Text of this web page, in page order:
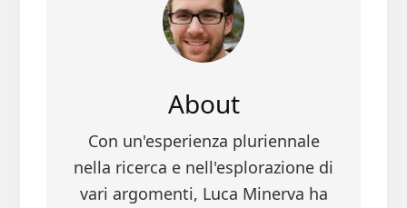
About
Con un'esperienza pluriennale
nella ricerca e nell'esplorazione di
vari argomenti, Luca Minerva ha